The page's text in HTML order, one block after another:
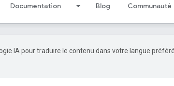
Documentation Blog Communauté
IA pour traduire le contenu dans votre langue